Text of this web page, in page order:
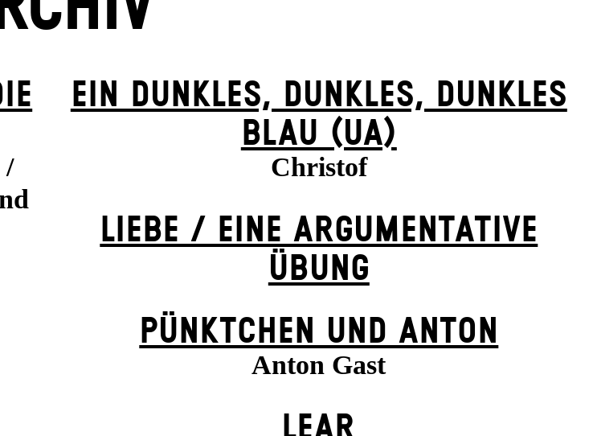
/
EIN DUNK­LES, DUNK­LES, DUNK­LES
BLAU (UA)
Christof
LIEBE / EINE ARGUMENTATIVE
ÜBUNG
PÜNKTCHEN UND ANTON
Anton Gast
LEAR